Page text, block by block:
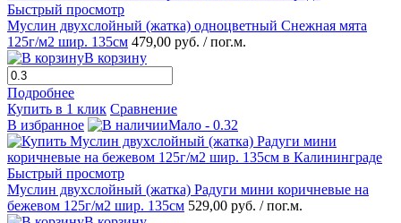
Быстрый просмотр
Муслин двухслойный (жатка) одноцветный Снежная мята
125г/м2 шир. 135см 479,00 руб. / пог.м.
В корзину
Подробнее
Купить в 1 клик Сравнение
В избранное
Мало - 0.32
Быстрый просмотр
Муслин двухслойный (жатка) Радуги мини коричневые на
бежевом 125г/м2 шир. 135см 529,00 руб. / пог.м.